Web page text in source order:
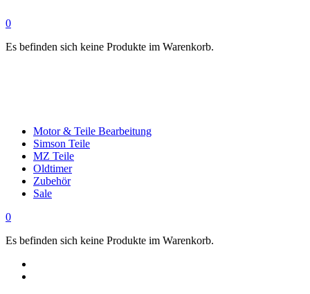
0
Es befinden sich keine Produkte im Warenkorb.
Motor & Teile Bearbeitung
Simson Teile
MZ Teile
Oldtimer
Zubehör
Sale
0
Es befinden sich keine Produkte im Warenkorb.